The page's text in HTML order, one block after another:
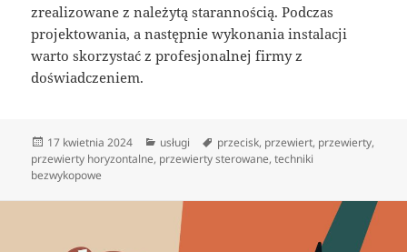
zrealizowane z należytą starannością. Podczas
projektowania, a następnie wykonania instalacji
warto skorzystać z profesjonalnej firmy z
doświadczeniem.
Data
publikacji
17 kwietnia 2024 Kategorie
usługi Tagi
przecisk, przewiert, przewierty,
przewierty horyzontalne, przewierty sterowane,techniki
bezwykopowe